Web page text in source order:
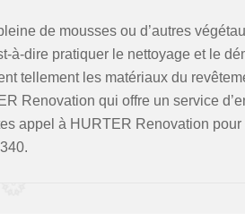
de mousses ou d’autres
à-dire pratiquer le nettoyage et le
tellement les matériaux du
Renovation qui offre un service
appel à HURTER Renovation pour